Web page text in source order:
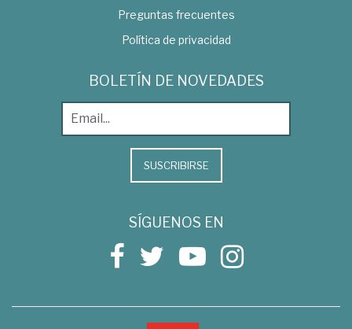
Preguntas frecuentes
Política de privacidad
BOLETÍN DE NOVEDADES
SUSCRIBIRSE
SÍGUENOS EN